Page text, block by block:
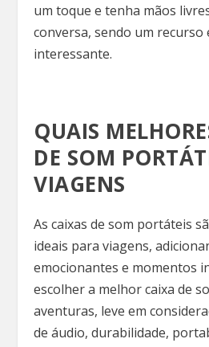
um toque e tenha mãos
conversa, sendo um recurso
interessante.
QUAIS
DE SOM
VIAGENS
As caixas de som portáteis
ideais para viagens,
emocionantes e momentos
escolher a melhor caixa de
aventuras, leve em
de áudio, durabilidade,